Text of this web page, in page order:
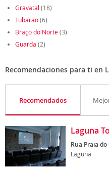
Gravatal (18)
Tubarão(6)
Braço do Norte(3)
Guarda (2)
Recomendaciones para ti en
Recomendados
Laguna
Rua Praia
Laguna